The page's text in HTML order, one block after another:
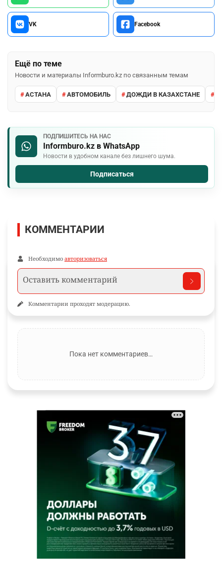
VK Facebook
Ещё по теме
Новости и материалы Informburo.kz по связанным темам
АСТАНА АВТОМОБИЛЬ ДОЖДИ В КАЗАХСТАНЕ
ПОДПИШИТЕСЬ НА НАС
Informburo.kz в WhatsApp
Новости в удобном канале без лишнего шума.
Подписаться
КОММЕНТАРИИ
Необходимо авторизоваться
Комментарии проходят модерацию.
Пока нет комментариев…